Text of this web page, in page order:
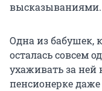
высказываниями.
Одна из бабушек,
осталась совсем
ухаживать за ней
пенсионерке